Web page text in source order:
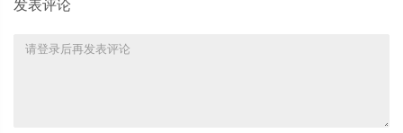
发表评论